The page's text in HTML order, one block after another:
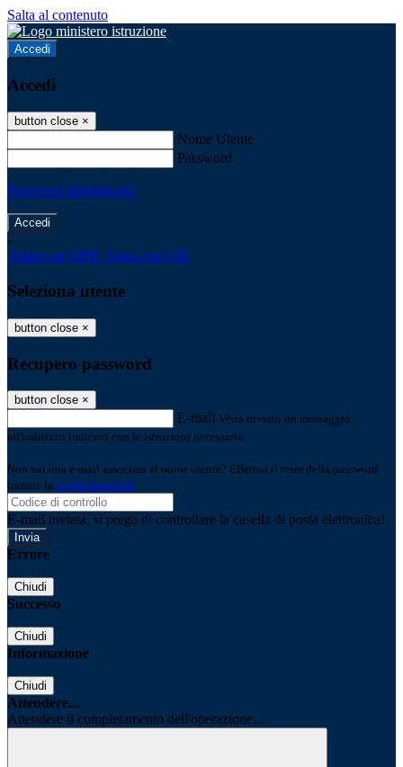
Salta al contenuto
Accedi
Accedi
button close ×
Nome Utente
Password
Password dimenticata?
-
Entra con SPID Entra con CIE
Seleziona utente
button close ×
Recupero password
button close ×
E-mail Verrà inviato un messaggio
all'indirizzo indicato con le istruzioni necessarie.
Non hai una e-mail associata al nome utente? Effettua il reset della password
tramite la Login Spaggiari
E-mail inviata, si prega di controllare la casella di posta elettronica!
Errore
Chiudi
Successo
Chiudi
Informazione
Chiudi
Attendere...
Attendere il completamento dell'operazione...